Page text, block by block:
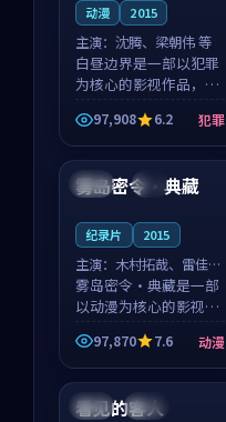
动漫 2015
主演： 沈腾、梁朝伟 等
白昼边界是一部以犯罪
为核心的影视作品，围
绕危机、反转与人物成
长展开，整体节奏紧
凑，值得推荐观看。
97,908 6.2 犯罪
英国 4K
雾岛密令·典藏
纪录片 2015
主演： 木村拓哉、雷佳音
等
雾岛密令·典藏是一部
以动漫为核心的影视作
品，围绕危机、反转与
人物成长展开，整体节
奏紧凑，值得推荐观
97,870 7.6 动漫
泰国 完结
看见的客人